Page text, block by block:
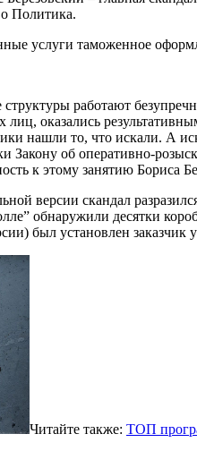
Политика.
услуги таможенное
структуры работают
лиц, оказались
нашли то, что искали. А
Закону об оперативно-
к этому занятию Бориса
версии скандал
обнаружили десятки
был установлен заказчик
Читайте также: ТОП